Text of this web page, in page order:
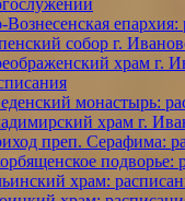
епархия:
собор г.
храм г.
монастырь:
храм г.
преп. Серафима:
подворье:
храм: